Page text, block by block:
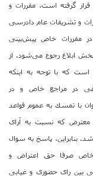
گرفته است، مقررات و
و تشریفات عام دادرسی
در مقررات خاص پیش‌بینی
بخش ابلاغ رجوع می‌شود. از
كه با توجه به اینكه
در مراجع خاص و در
با تمسك به عموم قواعد
معترض كه نسبت به آرای
بنابراین، پاسخ به سوال
صرفا حق اعتراض و
بین رای حضوری و غیابی